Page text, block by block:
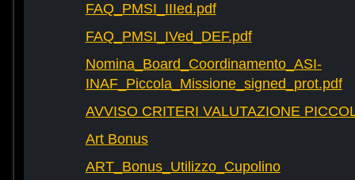
FAQ_PMSI_IIIed.pdf
FAQ_PMSI_IVed_DEF.pdf
Nomina_Board_Coordinamento_ASI-
INAF_Piccola_Missione_signed_prot.pdf
AVVISO CRITERI VALUTAZIONE
Art Bonus
ART_Bonus_Utilizzo_Cupolino